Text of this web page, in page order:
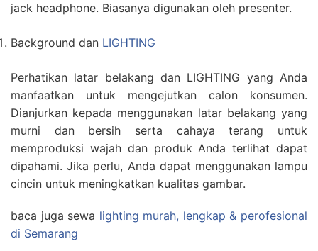
jack headphone. Biasanya digunakan oleh presenter.
Background dan LIGHTING
Perhatikan latar belakang dan LIGHTING yang Anda
manfaatkan untuk mengejutkan calon konsumen.
Dianjurkan kepada menggunakan latar belakang yang
murni dan bersih serta cahaya terang untuk
memproduksi wajah dan produk Anda terlihat dapat
dipahami. Jika perlu, Anda dapat menggunakan lampu
cincin untuk meningkatkan kualitas gambar.
baca juga sewa lighting murah, lengkap & perofesional
di Semarang